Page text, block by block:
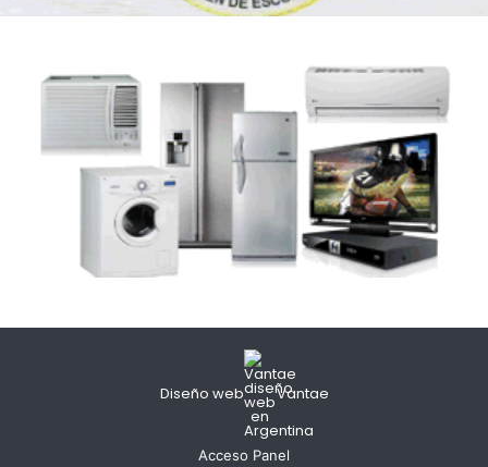
Diseño web Vantae
Acceso Panel